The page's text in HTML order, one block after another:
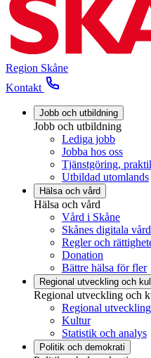
Region Skåne
Kontakt
Jobb och utbildning
Jobb och utbildning
Lediga jobb
Jobba hos oss
Tjänstgöring,
Utbildad utomlands
Hälsa och vård
Hälsa och vård
Vård i Skåne
Skånes digitala
Regler och
Donation
Bättre hälsa för fler
Regional utveckling och
Regional utveckling och
Regional utveckling
Kultur
Statistik och analys
Politik och demokrati